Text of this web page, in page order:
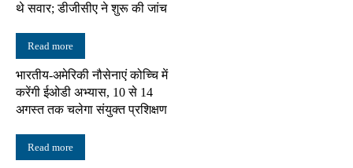
थे सवार; डीजीसीए ने शुरू की जांच
Read more
भारतीय-अमेरिकी नौसेनाएं कोच्चि में
करेंगी ईओडी अभ्यास, 10 से 14
अगस्त तक चलेगा संयुक्त प्रशिक्षण
Read more